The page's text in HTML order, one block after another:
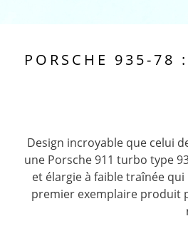
PORSCHE 935-78
Design incroyable que celui
une Porsche 911 turbo type
et élargie à faible traînée
premier exemplaire produit